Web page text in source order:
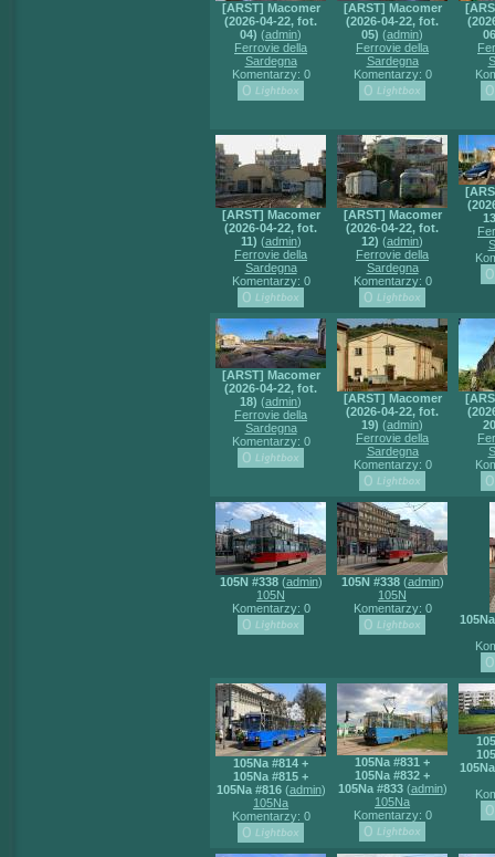
[ARST] Macomer
(2026-04-22, fot.
04) (admin)
Ferrovie della
Sardegna
Komentarzy: 0
[ARST] Macomer
(2026-04-22, fot.
05) (admin)
Ferrovie della
Sardegna
Komentarzy: 0
[ARST] Macomer
(2026-04-22, fot.
11) (admin)
Ferrovie della
Sardegna
Komentarzy: 0
[ARST] Macomer
(2026-04-22, fot.
12) (admin)
Ferrovie della
Sardegna
Komentarzy: 0
[ARST] Macomer
(2026-04-22, fot.
18) (admin)
Ferrovie della
Sardegna
Komentarzy: 0
[ARST] Macomer
(2026-04-22, fot.
19) (admin)
Ferrovie della
Sardegna
Komentarzy: 0
105N #338(admin)
105N
Komentarzy: 0
105N #338(admin)
105N
Komentarzy: 0
105Na #814 +
105Na #815 +
105Na #816(admin)
105Na
Komentarzy: 0
105Na #831 +
105Na #832 +
105Na #833(admin)
105Na
Komentarzy: 0